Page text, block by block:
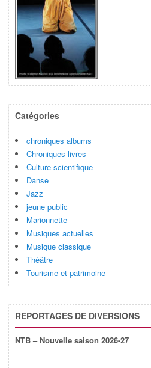
Catégories
chroniques albums
Chroniques livres
Culture scientifique
Danse
Jazz
jeune public
Marionnette
Musiques actuelles
Musique classique
Théâtre
Tourisme et patrimoine
REPORTAGES DE DIVERSIONS
NTB – Nouvelle saison 2026-27